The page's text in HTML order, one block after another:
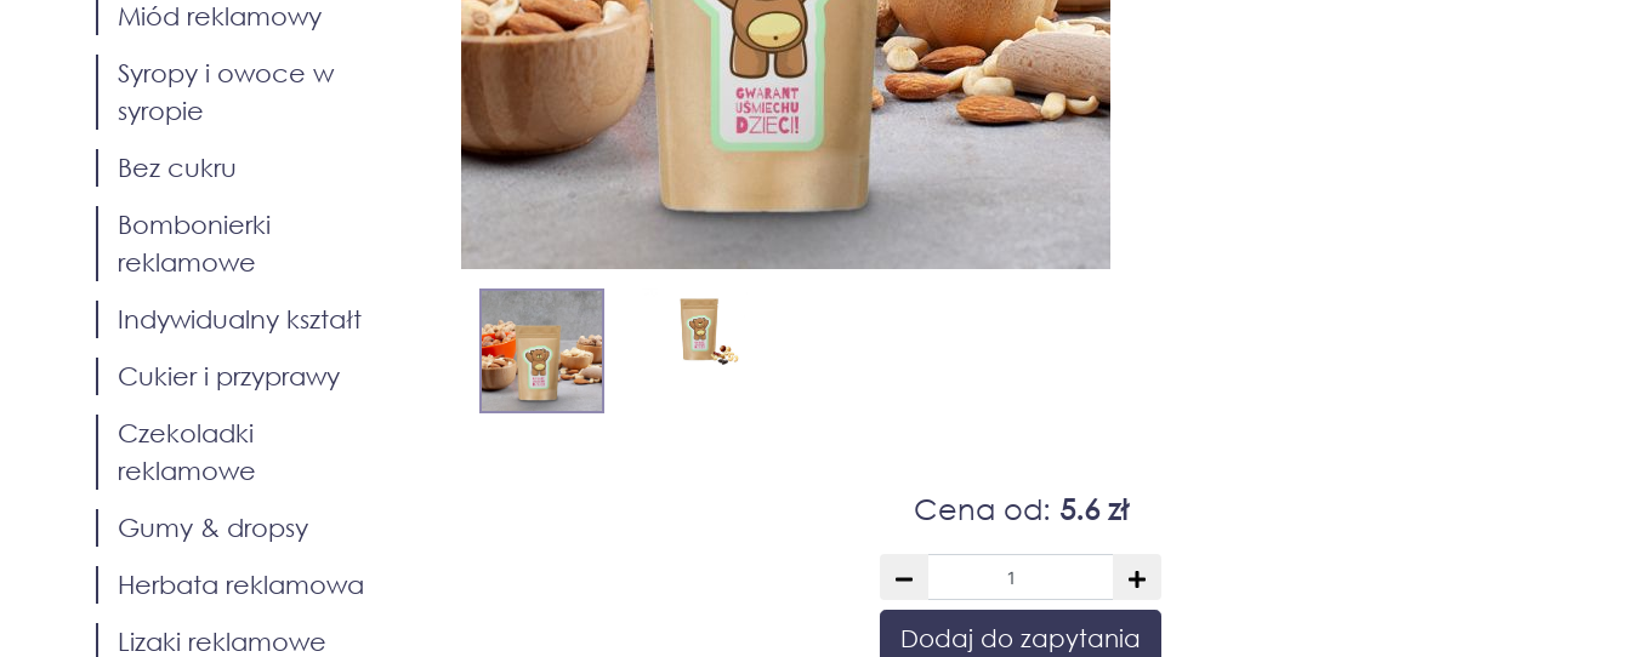
Miód reklamowy
Syropy i owoce w
syropie
Bez cukru
Bombonierki
reklamowe
Indywidualny kształt
Cukier i przyprawy
Czekoladki
reklamowe
Gumy & dropsy
Herbata reklamowa
Lizaki reklamowe
Cena od: 5.6 zł
Dodaj do zapytania